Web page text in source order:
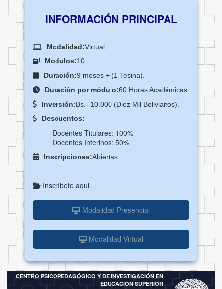
INFORMACIÓN PRINCIPAL
Modalidad:Virtual.
Modulos:10.
Duración:9 meses + (1 Tesina).
Duración por módulo:60 Horas Académicas.
Inversión:Bs.- 10.000 (Diez Mil Bolivianos).
Descuentos:
Docentes Titulares: 100%
Docentes Interinos: 50%
Inscripciones:Abiertas.
Inscríbete aqui.
Modalidad Presencial
Modalidad Virtual
CENTRO PSICOPEDAGÓGICO Y DE INVESTIGACIÓN EN
EDUCACIÓN SUPERIOR